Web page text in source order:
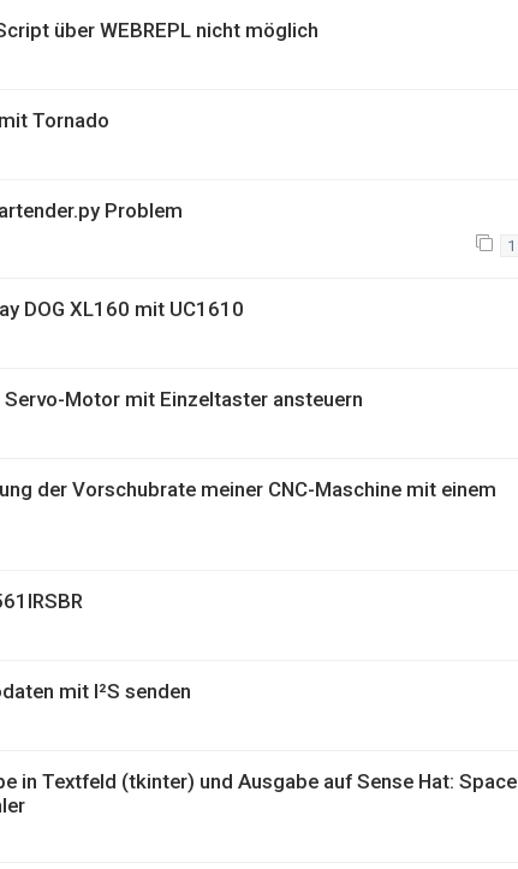
über WEBREPL nicht möglich
Tornado
Problem
1
DOG XL160 mit UC1610
Motor mit Einzeltaster ansteuern
der Vorschubrate meiner CNC-Maschine mit einem
mit I²S senden
in Textfeld (tkinter) und Ausgabe auf Sense Hat: Space